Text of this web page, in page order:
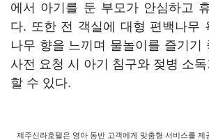
에서 아기를 둔 부모가 안심하고
다. 또한 전 객실에 대형 편백나무
나무 향을 느끼며 물놀이를 즐기기
사전 요청 시 아기 침구와 젖병 소
할 수 있다.
제주신라호텔은 영아 동반 고객에게 맞춤형 서비스를 제